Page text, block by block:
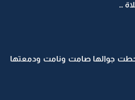
..
جوالها صامت ونامت ودمعتها